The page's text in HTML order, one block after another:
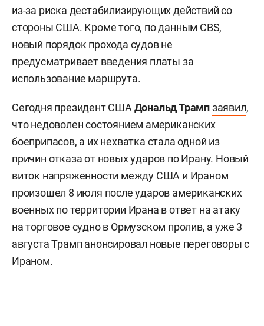
из-за риска дестабилизирующих действий со
стороны США. Кроме того, по данным CBS,
новый порядок прохода судов не
предусматривает введения платы за
использование маршрута.
Сегодня президент США Дональд Трампзаявил,
что недоволен состоянием американских
боеприпасов, а их нехватка стала одной из
причин отказа от новых ударов по Ирану. Новый
виток напряженности между США и Ираном
произошел 8 июля после ударов американских
военных по территории Ирана в ответ на атаку
на торговое судно в Ормузском пролив, а уже 3
августа Трамп анонсировал новые переговоры с
Ираном.